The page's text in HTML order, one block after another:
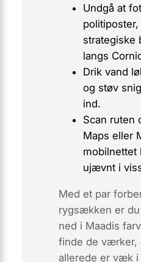
Undgå at
strategiske
langs
Drik vand
og støv
ind.
Scan ruten
Maps eller
mobilnettet
ujævnt i
Med et par
rygsækken er
ned i Maadis
finde de værker,
allerede er væk i